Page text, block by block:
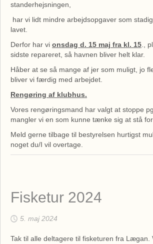
standerhejsningen,
har vi lidt mindre arbejdsopgaver som
lavet.
Derfor har vi onsdag d. 15 maj fra kl. 15.,
sidste repareret, så havnen bliver helt klar.
Håber at se så mange af jer som muligt, jo
bliver vi færdig med arbejdet.
Rengøring af klubhus.
Vores rengøringsmand har valgt at stoppe
mangler vi en som kunne tænke sig at stå
Meld gerne tilbage til bestyrelsen hurtigst
noget du/I vil overtage.
Fisketur 2024
5. maj 2024
Tak til alle deltagere til fisketuren fra Lægan.